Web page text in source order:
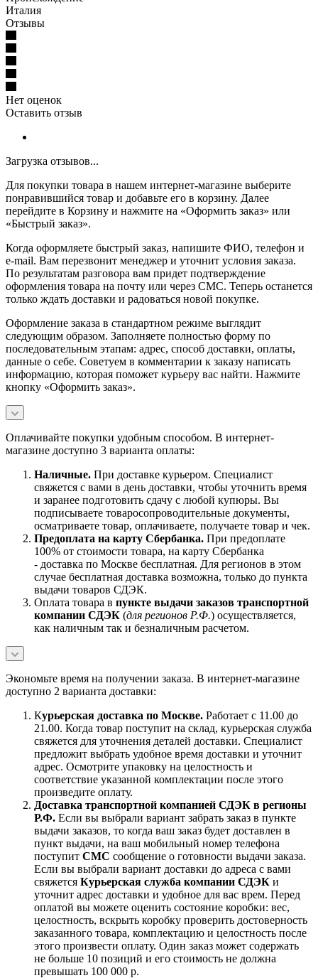
Италия
Отзывы
Нет оценок
Оставить отзыв
Загрузка отзывов...
Для покупки товара в нашем интернет-магазине выберите
понравившийся товар и добавьте его в корзину. Далее
перейдите в Корзину и нажмите на «Оформить заказ» или
«Быстрый заказ».
Когда оформляете быстрый заказ, напишите ФИО, телефон и
e-mail. Вам перезвонит менеджер и уточнит условия заказа.
По результатам разговора вам придет подтверждение
оформления товара на почту или через СМС. Теперь останется
только ждать доставки и радоваться новой покупке.
Оформление заказа в стандартном режиме выглядит
следующим образом. Заполняете полностью форму по
последовательным этапам: адрес, способ доставки, оплаты,
данные о себе. Советуем в комментарии к заказу написать
информацию, которая поможет курьеру вас найти. Нажмите
кнопку «Оформить заказ».
Оплачивайте покупки удобным способом. В интернет-
магазине доступно 3 варианта оплаты:
Наличные. При доставке курьером. Специалист
свяжется с вами в день доставки, чтобы уточнить время
и заранее подготовить сдачу с любой купюры. Вы
подписываете товаросопроводительные документы,
осматриваете товар, оплачиваете, получаете товар и чек.
Предоплата на карту Сбербанка. При предоплате
100% от стоимости товара, на карту Сбербанка
- доставка по Москве бесплатная. Для регионов в этом
случае бесплатная доставка возможна, только до пункта
выдачи товаров СДЭК.
Оплата товара в пункте выдачи заказов транспортной
компании СДЭК (для регионов Р.Ф.) осуществляется,
как наличным так и безналичным расчетом.
Экономьте время на получении заказа. В интернет-магазине
доступно 2 варианта доставки:
Курьерская доставка по Москве. Работает с 11.00 до
21.00. Когда товар поступит на склад, курьерская служба
свяжется для уточнения деталей доставки. Специалист
предложит выбрать удобное время доставки и уточнит
адрес. Осмотрите упаковку на целостность и
соответствие указанной комплектации после этого
произведите оплату.
Доставка транспортной компанией СДЭК в регионы
Р.Ф. Если вы выбрали вариант забрать заказ в пункте
выдачи заказов, то когда ваш заказ будет доставлен в
пункт выдачи, на ваш мобильный номер телефона
поступит СМС сообщение о готовности выдачи заказа.
Если вы выбрали вариант доставки до адреса с вами
свяжется Курьерская служба компании СДЭК и
уточнит адрес доставки и удобное для вас врем. Перед
оплатой вы можете оценить состояние коробки: вес,
целостность, вскрыть коробку проверить достоверность
заказанного товара, комплектацию и целостность после
этого произвести оплату. Один заказ может содержать
не больше 10 позиций и его стоимость не должна
превышать 100 000 р.